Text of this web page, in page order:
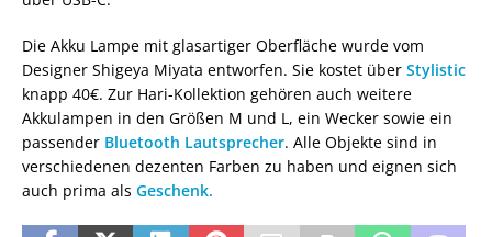
Die Akku Lampe mit glasartiger Oberfläche wurde vom
Designer Shigeya Miyata entworfen. Sie kostet über Stylistic
knapp 40€. Zur Hari-Kollektion gehören auch weitere
Akkulampen in den Größen M und L, ein Wecker sowie ein
passender Bluetooth Lautsprecher. Alle Objekte sind in
verschiedenen dezenten Farben zu haben und eignen sich
auch prima als Geschenk.